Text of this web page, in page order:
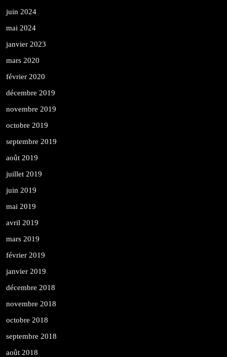
juin 2024
mai 2024
janvier 2023
mars 2020
février 2020
décembre 2019
novembre 2019
octobre 2019
septembre 2019
août 2019
juillet 2019
juin 2019
mai 2019
avril 2019
mars 2019
février 2019
janvier 2019
décembre 2018
novembre 2018
octobre 2018
septembre 2018
août 2018